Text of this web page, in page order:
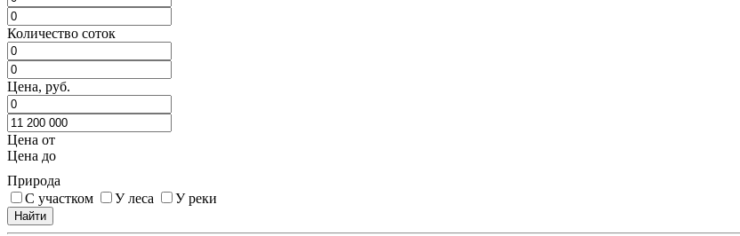
Количество соток
Цена, руб.
Цена от
Цена до
Природа
С участком
У леса У реки